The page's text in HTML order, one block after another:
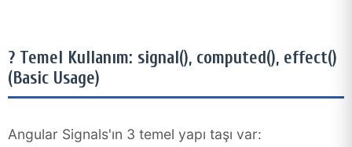
? Temel Kullanım: signal(), computed(), effect()
(Basic Usage)
Angular Signals'ın 3 temel yapı taşı var: